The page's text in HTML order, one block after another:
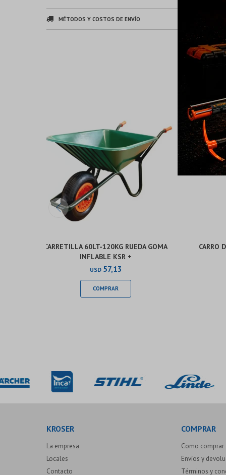
MÉTODOS Y COSTOS DE ENVÍO
CARRETILLA 60LT-120KG RUEDA GOMA
INFLABLE KSR +
USD 57,13
CARRO
KROSER
La empresa
Locales
Contacto
COMPRAR
Como comprar
Envíos y
Términos y